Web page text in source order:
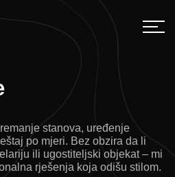
stanova, uređenje
po mjeri. Bez obzira da li
ili ugostiteljski objekat – mi
rješenja koja odišu stilom.